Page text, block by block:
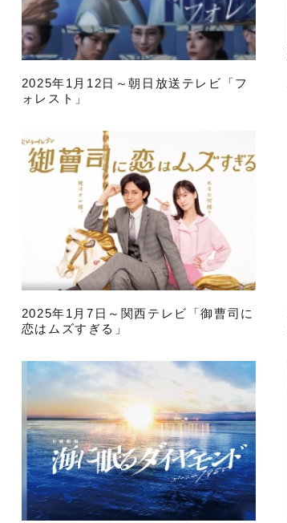
2025年1月12日～朝日放送テレビ「フ
ォレスト」
2025年1月7日～関西テレビ「御曹司に
恋はムズすぎる」